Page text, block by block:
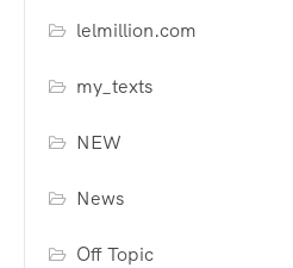
lelmillion.com
my_texts
NEW
News
Off Topic